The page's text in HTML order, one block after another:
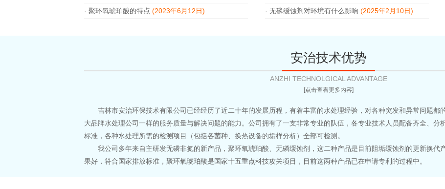
· 聚环氧琥珀酸的特点 (2023年6月12日)
· 无磷缓蚀剂对环境有什么影响 (2025年2月10日)
安治技术优势
ANZHI TECHNOLGICAL ADVANTAGE
[点击查看更多内容]
吉林市安治环保技术有限公司已经经历了近二十年的发展历程，有着丰富的水处理经验，对各种突发和异常问题都
大品牌水处理公司一样的服务质量与解决问题的能力。公司拥有了一支非常专业的队伍，各专业技术人员配备齐全、分
标准，各种水处理所需的检测项目（包括各菌种、换热设备的垢样分析）全部可检测。
我公司多年来自主研发无磷非氮的新产品，聚环氧琥珀酸、无磷缓蚀剂，这二种产品是目前阻垢缓蚀剂的更新换代
果好，符合国家排放标准，聚环氧琥珀酸是国家十五重点科技攻关项目，目前这两种产品已在申请专利的过程中。